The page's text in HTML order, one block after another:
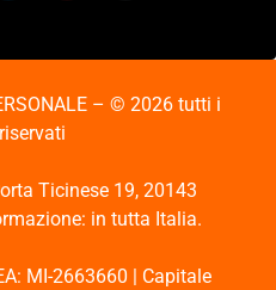
– © 2026 tutti i
Ticinese 19, 20143
in tutta Italia.
MI-2663660 | Capitale